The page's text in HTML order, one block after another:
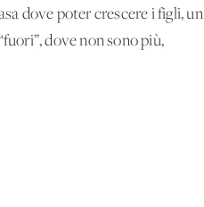
dove poter crescere i figli, un
dove non sono più,